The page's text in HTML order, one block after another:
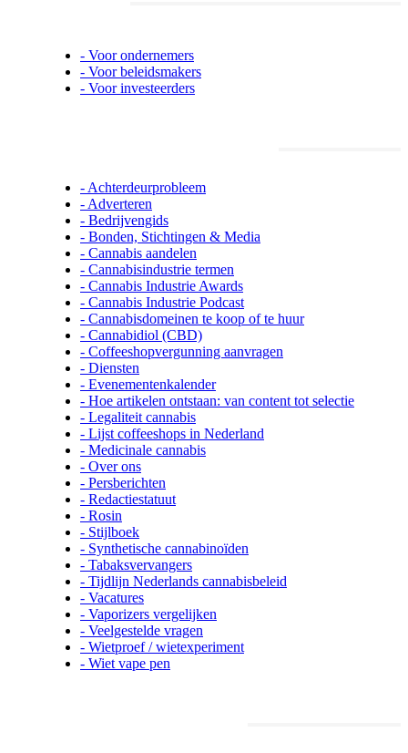
- Voor ondernemers
- Voor beleidsmakers
- Voor investeerders
- Achterdeurprobleem
- Adverteren
- Bedrijvengids
- Bonden, Stichtingen & Media
- Cannabis aandelen
- Cannabisindustrie termen
- Cannabis Industrie Awards
- Cannabis Industrie Podcast
- Cannabisdomeinen te koop of te huur
- Cannabidiol (CBD)
- Coffeeshopvergunning aanvragen
- Diensten
- Evenementenkalender
- Hoe artikelen ontstaan: van content tot selectie
- Legaliteit cannabis
- Lijst coffeeshops in Nederland
- Medicinale cannabis
- Over ons
- Persberichten
- Redactiestatuut
- Rosin
- Stijlboek
- Synthetische cannabinoïden
- Tabaksvervangers
- Tijdlijn Nederlands cannabisbeleid
- Vacatures
- Vaporizers vergelijken
- Veelgestelde vragen
- Wietproef / wietexperiment
- Wiet vape pen